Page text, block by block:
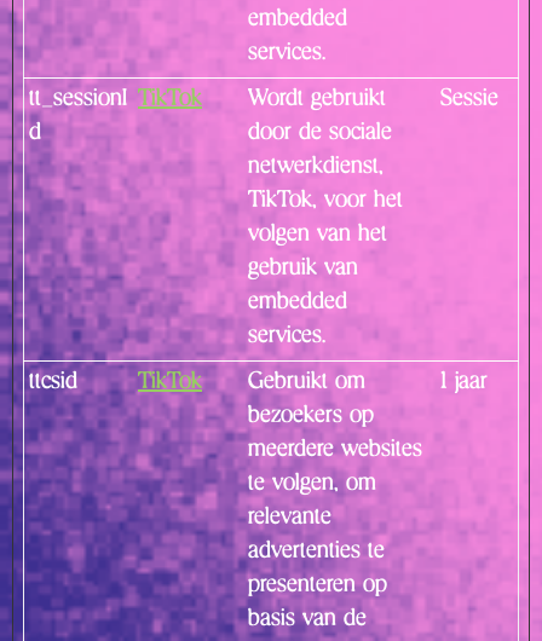
embedded
services.
tt_sessionI
d
TikTok
Wordt gebruikt
door de sociale
netwerkdienst,
TikTok, voor het
volgen van het
gebruik van
embedded
services.
Sessie
ttcsid TikTok
Gebruikt om
bezoekers op
meerdere websites
te volgen, om
relevante
advertenties te
presenteren op
basis van de
1 jaar